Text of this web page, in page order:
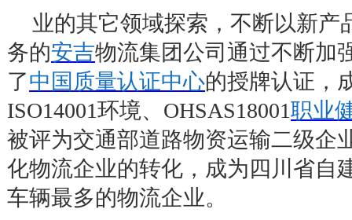
业的其它领域探索，不断以新
务的安吉物流集团公司通过不断加
了中国质量认证中心的授牌认证，
ISO14001环境、 OHSAS18001职业
被评为交通部道路物资运输二级企
化物流企业的转化，成为四川省自
车辆最多的物流企业。